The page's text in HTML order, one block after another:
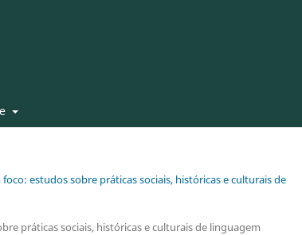
estudos sobre práticas sociais, históricas e culturais de
práticas sociais, históricas e culturais de linguagem